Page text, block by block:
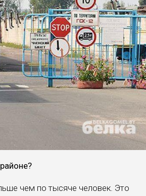
чем по тысяче че­ловек. Это